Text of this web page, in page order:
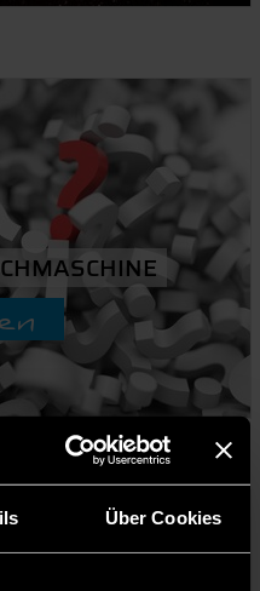
Über Cookies